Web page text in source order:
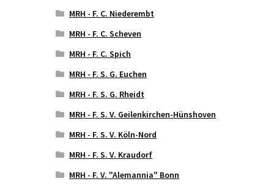
MRH - F. C. Niederembt
MRH - F. C. Scheven
MRH - F. C. Spich
MRH - F. S. G. Euchen
MRH - F. S. G. Rheidt
MRH - F. S. V. Geilenkirchen-Hünshoven
MRH - F. S. V. Köln-Nord
MRH - F. S. V. Kraudorf
MRH - F. V. "Alemannia" Bonn